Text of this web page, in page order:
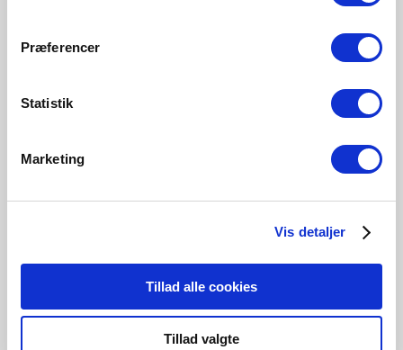
Præferencer
Statistik
Marketing
Vis detaljer
Tillad alle cookies
Tillad valgte